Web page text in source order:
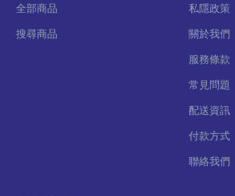
全部商品
搜尋商品
私隱政策
關於我們
服務條款
常見問題
配送資訊
付款方式
聯絡我們